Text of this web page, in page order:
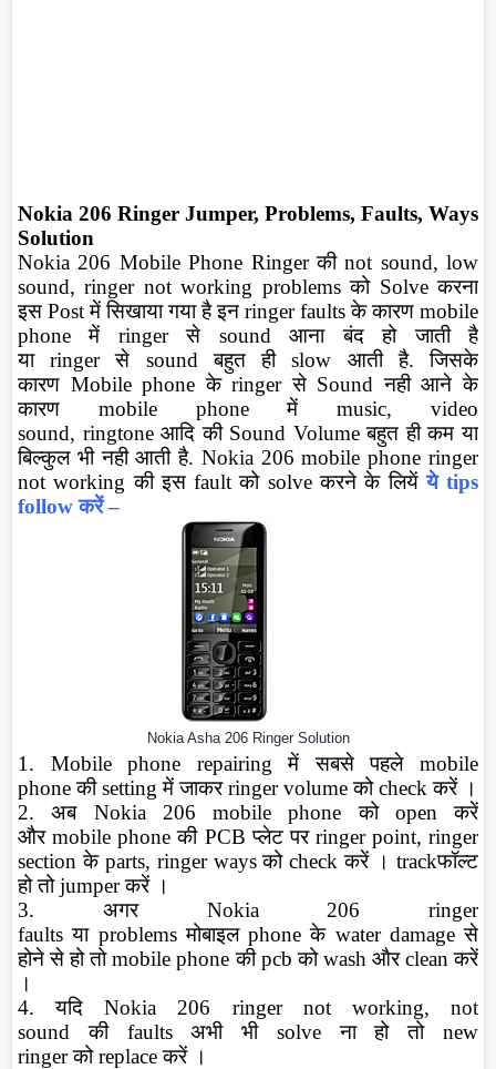
Nokia 206 Ringer Jumper, Problems, Faults, Ways
Solution
Nokia 206 Mobile Phone Ringer की not sound, low
sound, ringer not working problems को Solve करना
इस Post में सिखाया गया है इन ringer faults के कारण mobile
phone
में ringer से sound
आना बंद हो जाती है
या
ringer से sound बहुत ही slow
आती है. जिसके
कारण Mobile phone के ringer से Sound नही आने के
कारण
mobile phone में
music, video
sound, ringtone आदि की Sound Volume बहुत ही कम या
बिल्कुल भी नही आती है. Nokia 206 mobile phone ringer
not working की इस fault को solve करने के लियें ये tips
follow करें –
Nokia Asha 206 Ringer Solution
1. Mobile phone repairing में सबसे पहले
mobile
phone की setting में जाकर ringer volume को check करें ।
2. अब
Nokia 206 mobile phone को open
करें
और mobile phone की PCB प्लेट पर ringer point, ringer
section के parts, ringer ways को check करें । trackफॉल्ट
हो तो jumper करें ।
3. अगर
Nokia 206 ringer
faults या problems मोबाइल phone के water damage से
होने से हो तो mobile phone की pcb को wash और clean करें
।
4. यदि
Nokia 206 ringer not working,
not
sound
की faults अभी भी solve ना हो तो
new
ringer को replace करें ।